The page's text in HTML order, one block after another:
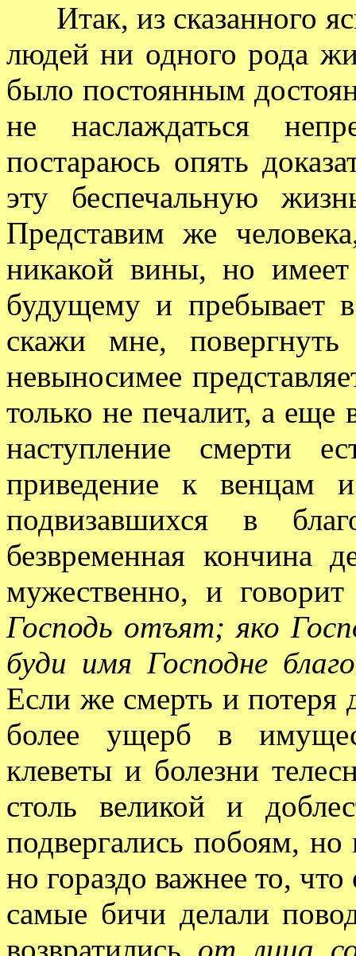
Итак, из сказанного
людей ни одного рода
было постоянным
не наслаждаться
постараюсь опять
эту беспечальную
Представим же
никакой вины, но
будущему и пребывает
скажи мне,
невыносимее
только не печалит, а еще
наступление смерти
приведение к венцам
подвизавшихся в
безвременная кончина
мужественно, и
Господь отъят; яко
буди имя Господне
Если же смерть и потеря
более ущерб в
клеветы и болезни
столь великой и
подвергались побоям,
но гораздо важнее то,
самые бичи делали